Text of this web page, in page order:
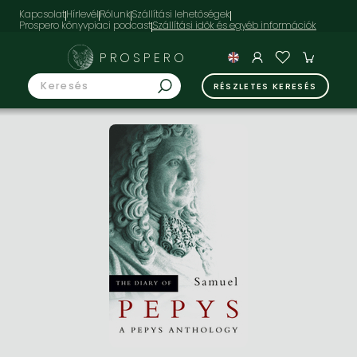
KapcsolatHírlevélRólunkSzállítási lehetőségek
Prospero könyvpiaci podcast
PROSPERO
RÉSZLETES KERESÉS